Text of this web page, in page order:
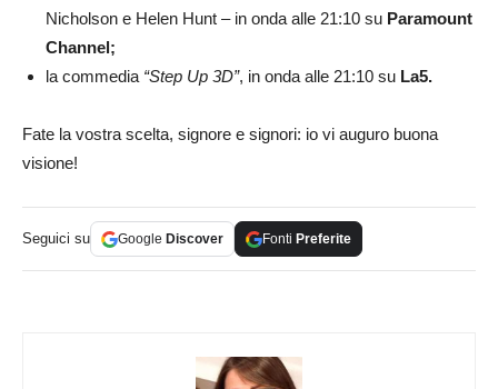
Nicholson e Helen Hunt – in onda alle 21:10 su Paramount
Channel;
la commedia “Step Up 3D”, in onda alle 21:10 su La5.
Fate la vostra scelta, signore e signori: io vi auguro buona
visione!
Seguici su Google Discover Fonti Preferite